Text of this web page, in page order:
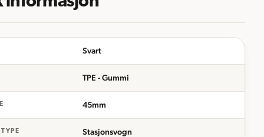
Svart
TPE - Gummi
45mm
Stasjonsvogn